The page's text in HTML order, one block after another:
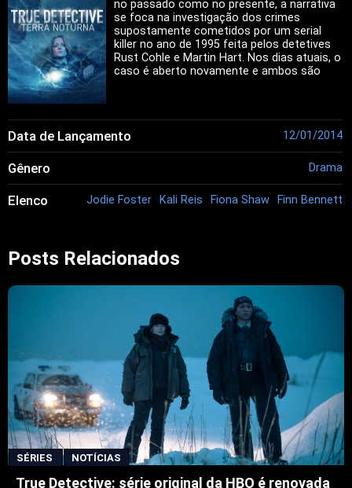
no passado como no presente, a narrativa
se foca na investigação dos crimes
supostamente cometidos por um serial
killer no ano de 1995 feita pelos detetives
Rust Cohle e Martin Hart. Nos dias atuais, o
caso é aberto novamente e ambos são
público o que acontece atualmente, ao
mesmo tempo em que revela flashbacks
da investigação nos anos 90.
Data de Lançamento 12/01/2014
Gênero Drama
Elenco Jodie Foster Kali Reis Fiona Shaw Finn Bennett
Posts Relacionados
SÉRIES NOTÍCIAS
True Detective: série original da HBO é renovada